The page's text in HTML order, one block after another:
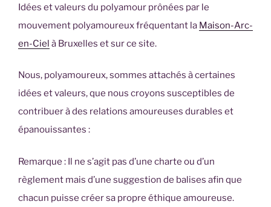
Idées et valeurs du polyamour prônées par le
mouvement polyamoureux fréquentant la Maison-Arc-
en-Ciel à Bruxelles et sur ce site.
Nous, polyamoureux, sommes attachés à certaines
idées et valeurs, que nous croyons susceptibles de
contribuer à des relations amoureuses durables et
épanouissantes :
Remarque : Il ne s’agit pas d’une charte ou d’un
règlement mais d’une suggestion de balises afin que
chacun puisse créer sa propre éthique amoureuse.